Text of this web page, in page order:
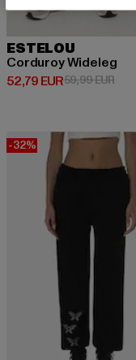
ESTELOU
Corduroy Wideleg
52,79 EUR
Ajankohtainen hinta:
59,99 EUR
-32%